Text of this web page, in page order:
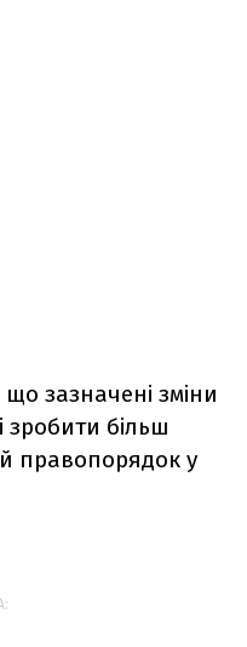
що зазначені зміни
зробити більш
правопорядок у